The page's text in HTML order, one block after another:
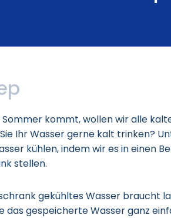
kommt, wollen wir alle
Ihr Wasser gerne kalt trinken?
kühlen, indem wir es in einen
stellen.
gekühltes Wasser braucht
das gespeicherte Wasser ganz